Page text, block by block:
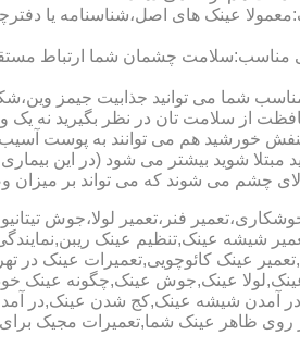
عینک های اصل،شناسنامه یا
مناسب:سلامت چشمان شما ارتباط
شما می توانید جذابیت جیمز
از سلامت تان در نظر بگیرید نه یک
خورشید هم می توانند به پوست
مبتلا شوید بیشتر می شود (در این
چشم می شوند که می تواند بر میزان
فنر،تعمیر لولا،جوش
شیشه عینک,تنظیم عینک
عینک کائوچویی,تعمیرات عینک
عینک,جوش عینک,چگونه عینک
آمدن شیشه عینک,کج شدن عینک,در
بر روی ظاهر عینک شما,تعمیرات